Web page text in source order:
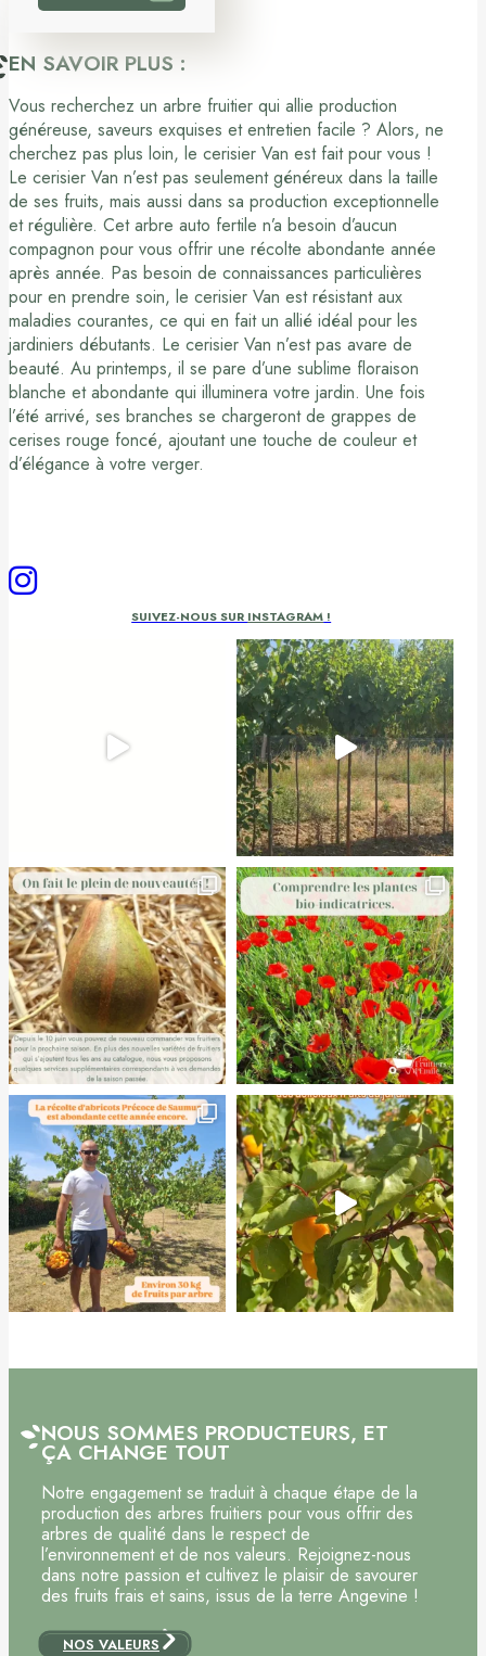
EN SAVOIR PLUS :
Vous recherchez un arbre fruitier qui allie production
généreuse, saveurs exquises et entretien facile ? Alors, ne
cherchez pas plus loin, le cerisier Van est fait pour vous !
Le cerisier Van n’est pas seulement généreux dans la taille
de ses fruits, mais aussi dans sa production exceptionnelle
et régulière. Cet arbre auto fertile n’a besoin d’aucun
compagnon pour vous offrir une récolte abondante année
après année. Pas besoin de connaissances particulières
pour en prendre soin, le cerisier Van est résistant aux
maladies courantes, ce qui en fait un allié idéal pour les
jardiniers débutants. Le cerisier Van n’est pas avare de
beauté. Au printemps, il se pare d’une sublime floraison
blanche et abondante qui illuminera votre jardin. Une fois
l’été arrivé, ses branches se chargeront de grappes de
cerises rouge foncé, ajoutant une touche de couleur et
d’élégance à votre verger.
SUIVEZ-NOUS SUR INSTAGRAM !
NOUS SOMMES PRODUCTEURS, ET
ÇA CHANGE TOUT
Notre engagement se traduit à chaque étape de la
production des arbres fruitiers pour vous offrir des
arbres de qualité dans le respect de
l’environnement et de nos valeurs. Rejoignez-nous
dans notre passion et cultivez le plaisir de savourer
des fruits frais et sains, issus de la terre Angevine !
NOS VALEURS